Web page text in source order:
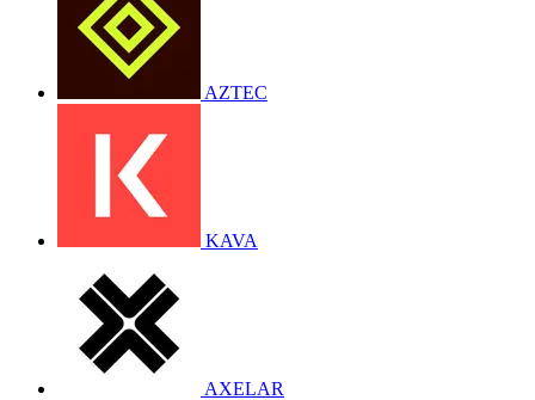
AZTEC
KAVA
AXELAR